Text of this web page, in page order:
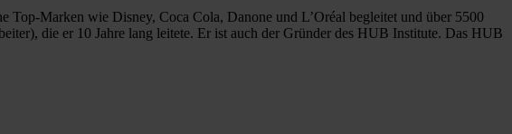
Marken wie Disney, Coca Cola, Danone und L’Oréal begleitet und über 5500
die er 10 Jahre lang leitete. Er ist auch der Gründer des HUB Institute. Das HUB